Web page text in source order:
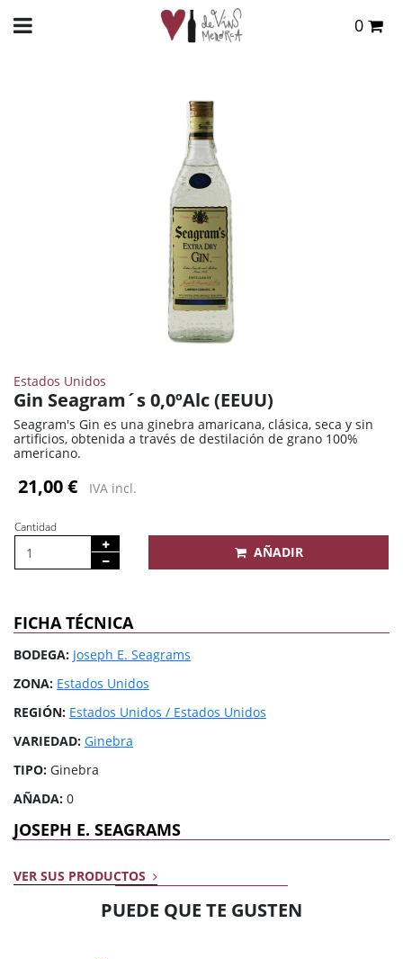
0
Estados Unidos
Gin Seagram´s 0,0ºAlc (EEUU)
Seagram's Gin es una ginebra amaricana, clásica, seca y sin
artificios, obtenida a través de destilación de grano 100%
americano.
21,00 € IVA incl.
Cantidad
AÑADIR
FICHA TÉCNICA
BODEGA: Joseph E. Seagrams
ZONA: Estados Unidos
REGIÓN: Estados Unidos / Estados Unidos
VARIEDAD: Ginebra
TIPO: Ginebra
AÑADA: 0
JOSEPH E. SEAGRAMS
VER SUS PRODUCTOS
PUEDE QUE TE GUSTEN